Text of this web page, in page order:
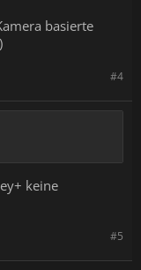
basierte
#4
keine
#5